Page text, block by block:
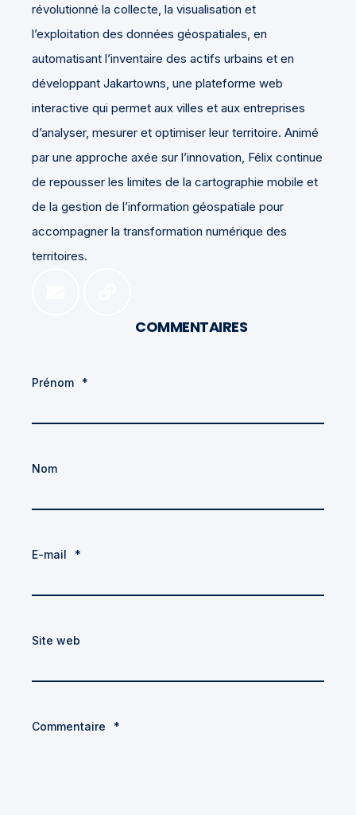
révolutionné la collecte, la visualisation et
l’exploitation des données géospatiales, en
automatisant l’inventaire des actifs urbains et en
développant Jakartowns, une plateforme web
interactive qui permet aux villes et aux entreprises
d’analyser, mesurer et optimiser leur territoire. Animé
par une approche axée sur l’innovation, Félix continue
de repousser les limites de la cartographie mobile et
de la gestion de l’information géospatiale pour
accompagner la transformation numérique des
territoires.
COMMENTAIRES
Prénom *
Nom
E-mail *
Site web
Commentaire *